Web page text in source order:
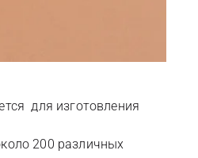
для изготовления
200 различных